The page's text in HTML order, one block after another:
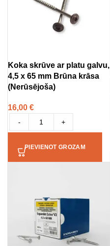
Koka skrūve ar platu galvu,
4,5 x 65 mm Brūna krāsa
(Nerūsējoša)
16,00 €
- +
PIEVIENOT GROZAM